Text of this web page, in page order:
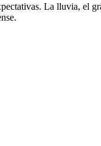
La lluvia, el